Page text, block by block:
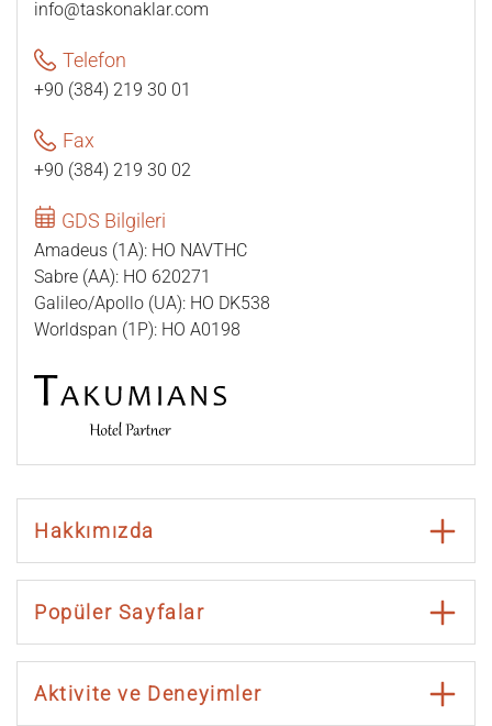
info@taskonaklar.com
Telefon
+90 (384) 219 30 01
Fax
+90 (384) 219 30 02
GDS Bilgileri
Amadeus (1A): HO NAVTHC
Sabre (AA): HO 620271
Galileo/Apollo (UA): HO DK538
Worldspan (1P): HO A0198
Hakkımızda
Popüler Sayfalar
Aktivite ve Deneyimler